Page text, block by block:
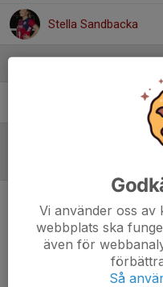
Stella Sandbacka
Inget
Vi använder oss
webbplats ska
även för
Så